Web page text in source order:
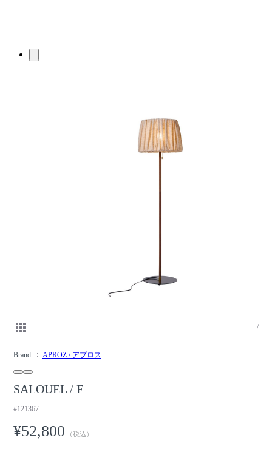
/
Brand APROZ / アプロス
SALOUEL / F
#121367
¥52,800 （税込）